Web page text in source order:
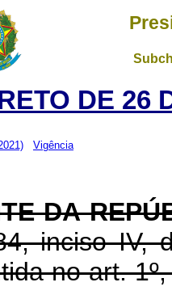
DE 26
Vigência
DA
inciso IV,
no art.